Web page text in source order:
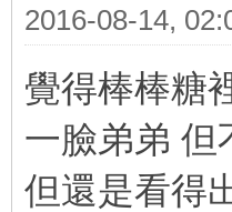
2016-08-14,
覺得棒棒糖
一臉弟弟 但
但還是看得